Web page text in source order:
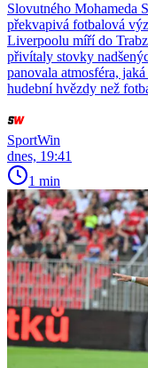
Slovutného Mohameda
překvapivá fotbalová
Liverpoolu míří do
přivítaly stovky
panovala atmosféra,
hudební hvězdy než
SportWin
dnes, 19:41
1 min